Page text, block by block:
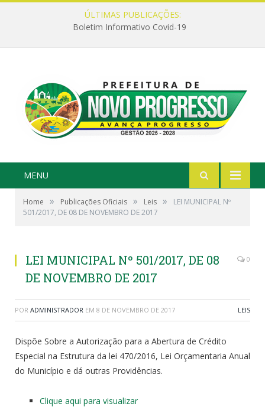
ÚLTIMAS PUBLICAÇÕES:
Boletim Informativo Covid-19
MENU
Home » Publicações Oficiais » Leis »
LEI MUNICIPAL Nº
501/2017, DE 08 DE NOVEMBRO DE 2017
LEI MUNICIPAL Nº 501/2017, DE 08
DE NOVEMBRO DE 2017
0
POR ADMINISTRADOR EM 8 DE NOVEMBRO DE 2017 LEIS
Dispõe Sobre a Autorização para a Abertura de Crédito
Especial na Estrutura da lei 470/2016, Lei Orçamentaria Anual
do Município e dá outras Providências.
Clique aqui para visualizar